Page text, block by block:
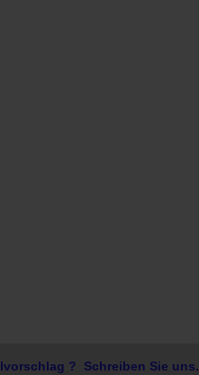
? Schreiben Sie uns.